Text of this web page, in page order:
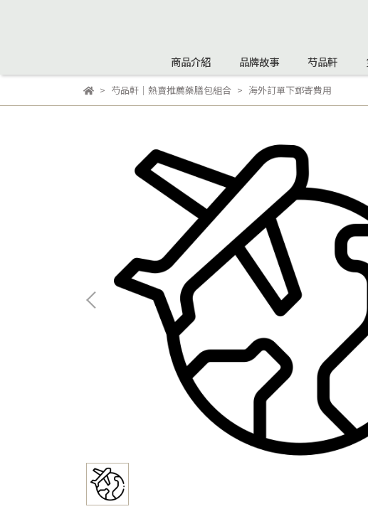
商品介紹 品牌故事 芍品軒
芍品軒｜熱賣推薦藥膳包組合 海外訂單下郵寄費用